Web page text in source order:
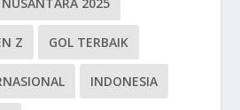
Z GOL TERBAIK
INDONESIA